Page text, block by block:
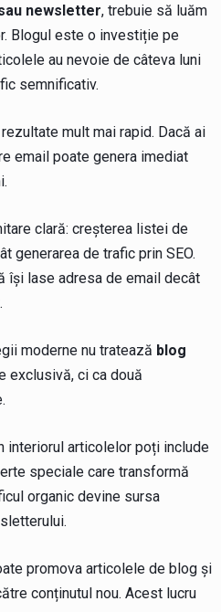
newsletter, trebuie să luăm
Blogul este o investiție pe
au nevoie de câteva luni
semnificativ.
mult mai rapid. Dacă ai
email poate genera imediat
clară: creșterea listei de
generarea de trafic prin SEO.
își lase adresa de email decât
moderne nu tratează blog
exclusivă, ci ca două
interiorul articolelor poți include
speciale care transformă
organic devine sursa
promova articolele de blog și
conținutul nou. Acest lucru